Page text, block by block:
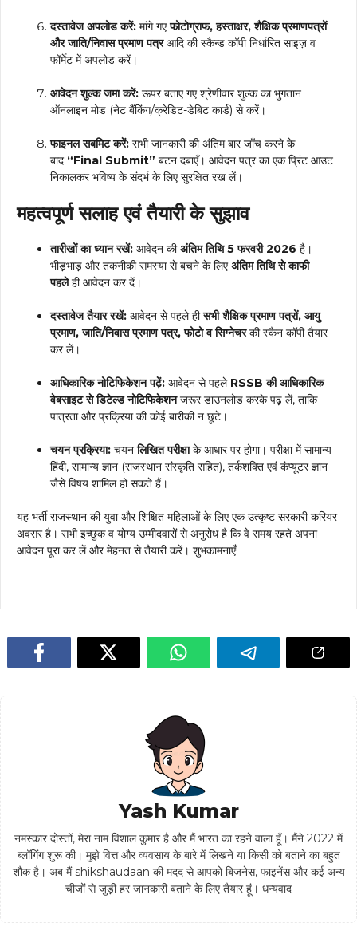
दस्तावेज अपलोड करें: मांगे गएफोटोग्राफ, हस्ताक्षर, शैक्षिक प्रमाणपत्रों
और जाति/निवास प्रमाण पत्रआदि की स्कैन्ड कॉपी निर्धारित साइज़ व
फॉर्मेट में अपलोड करें।
आवेदन शुल्क जमा करें: ऊपर बताए गए श्रेणीवार शुल्क का भुगतान
ऑनलाइन मोड (नेट बैंकिंग/क्रेडिट-डेबिट कार्ड) से करें।
फाइनल सबमिट करें: सभी जानकारी की अंतिम बार जाँच करने के
बाद “Final Submit” बटन दबाएँ। आवेदन पत्र का एक प्रिंट आउट
निकालकर भविष्य के संदर्भ के लिए सुरक्षित रख लें।
महत्वपूर्ण सलाह एवं तैयारी के सुझाव
तारीखों का ध्यान रखें: आवेदन कीअंतिम तिथि 5 फरवरी 2026 है।
भीड़भाड़ और तकनीकी समस्या से बचने के लिएअंतिम तिथि से काफी
पहलेही आवेदन कर दें।
दस्तावेज तैयार रखें: आवेदन से पहले हीसभी शैक्षिक प्रमाण पत्रों, आयु
प्रमाण, जाति/निवास प्रमाण पत्र, फोटो व सिग्नेचरकी स्कैन कॉपी तैयार
कर लें।
आधिकारिक नोटिफिकेशन पढ़ें: आवेदन से पहले RSSB की आधिकारिक
वेबसाइट से डिटेल्ड नोटिफिकेशनजरूर डाउनलोड करके पढ़ लें, ताकि
पात्रता और प्रक्रिया की कोई बारीकी न छूटे।
चयन प्रक्रिया: चयनलिखित परीक्षाके आधार पर होगा। परीक्षा में सामान्य
हिंदी, सामान्य ज्ञान (राजस्थान संस्कृति सहित), तर्कशक्ति एवं कंप्यूटर ज्ञान
जैसे विषय शामिल हो सकते हैं।
यह भर्ती राजस्थान की युवा और शिक्षित महिलाओं के लिए एक उत्कृष्ट सरकारी करियर
अवसर है। सभी इच्छुक व योग्य उम्मीदवारों से अनुरोध है कि वे समय रहते अपना
आवेदन पूरा कर लें और मेहनत से तैयारी करें। शुभकामनाएँ!
Yash Kumar
नमस्कार दोस्तों, मेरा नाम विशाल कुमार है और मैं भारत का रहने वाला हूँ। मैंने 2022 में
ब्लॉगिंग शुरू की। मुझे वित्त और व्यवसाय के बारे में लिखने या किसी को बताने का बहुत
शौक है। अब मैं shikshaudaan की मदद से आपको बिजनेस, फाइनेंस और कई अन्य
चीजों से जुड़ी हर जानकारी बताने के लिए तैयार हूं। धन्यवाद